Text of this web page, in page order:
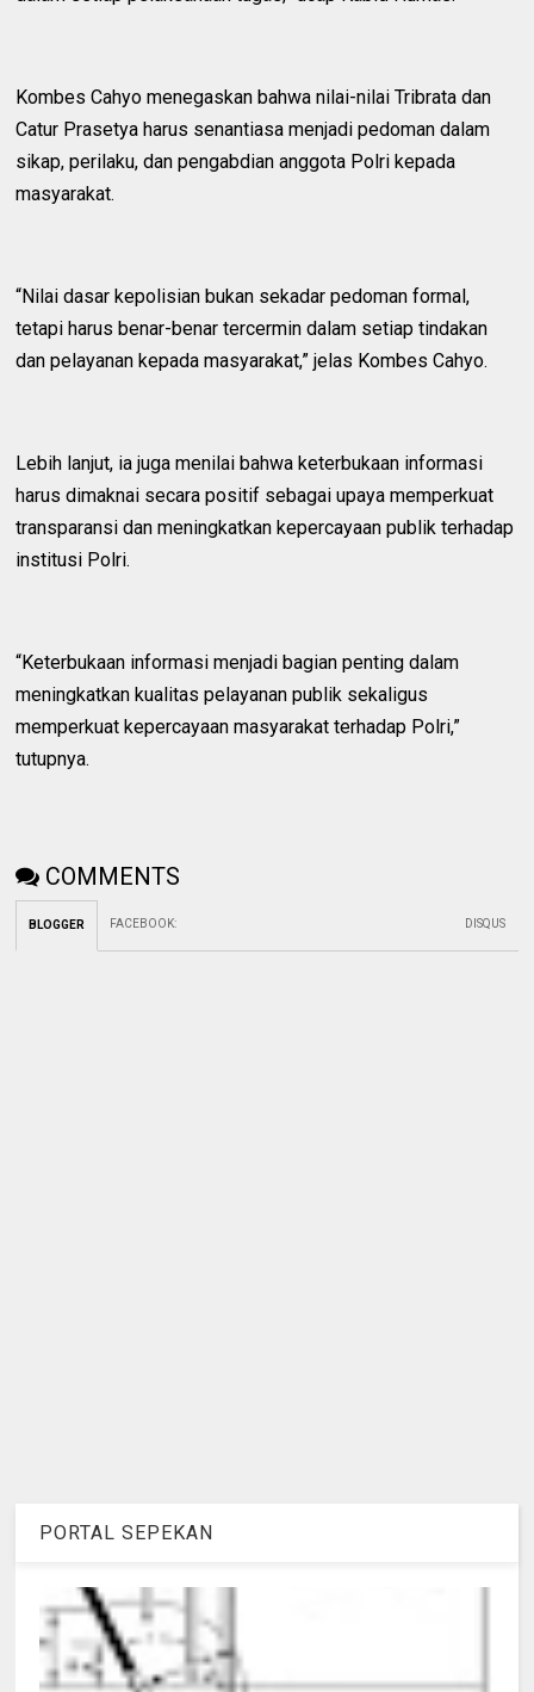
Kombes Cahyo menegaskan bahwa nilai-nilai Tribrata dan
Catur Prasetya harus senantiasa menjadi pedoman dalam
sikap, perilaku, dan pengabdian anggota Polri kepada
masyarakat.
“Nilai dasar kepolisian bukan sekadar pedoman formal,
tetapi harus benar-benar tercermin dalam setiap tindakan
dan pelayanan kepada masyarakat,” jelas Kombes Cahyo.
Lebih lanjut, ia juga menilai bahwa keterbukaan informasi
harus dimaknai secara positif sebagai upaya memperkuat
transparansi dan meningkatkan kepercayaan publik terhadap
institusi Polri.
“Keterbukaan informasi menjadi bagian penting dalam
meningkatkan kualitas pelayanan publik sekaligus
memperkuat kepercayaan masyarakat terhadap Polri,”
tutupnya.
COMMENTS
BLOGGER FACEBOOK: DISQUS
PORTAL SEPEKAN